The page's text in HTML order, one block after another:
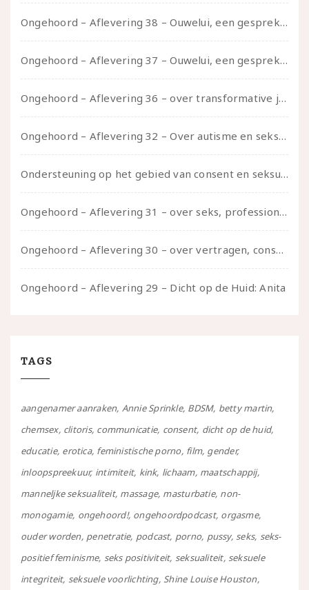
Ongehoord – Aflevering 38 – Ouwelui, een gesprek met vreer over behoefte aan geborgenheid en het behouden van je idealen
Ongehoord – Aflevering 37 – Ouwelui, een gesprek met non over seksualiteit, transitie en ageism
Ongehoord – Aflevering 36 – over transformative justice – in gesprek met Ella en carson
Ongehoord – Aflevering 32 – Over autisme en seksualiteit – in gesprek met Roos Reijbroek
Ondersteuning op het gebied van consent en seksualiteit
Ongehoord – Aflevering 31 – over seks, professioneel en persoonlijk, een gesprek met Marije
Ongehoord – Aflevering 30 – over vertragen, consent en negatieve gevoelens met Meg-John Barker
Ongehoord – Aflevering 29 – Dicht op de Huid: Anita
TAGS
aangenamer aanraken Annie Sprinkle BDSM betty martin
chemsex clitoris communicatie consent dicht op de huid
educatie erotica feministische porno film gender
inloopspreekuur intimiteit kink lichaam maatschappij
manneljke seksualiteit massage masturbatie non-
monogamie ongehoord! ongehoordpodcast orgasme
ouder worden penetratie podcast porno pussy seks seks-
positief feminisme seks positiviteit seksualiteit seksuele
integriteit seksuele voorlichting Shine Louise Houston